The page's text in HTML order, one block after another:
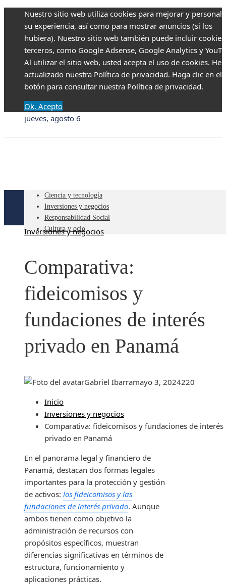
Nuestro sitio web utiliza cookies para mejorar y
su experiencia, así como para mostrar anuncios (si los
hubiera). Nuestro sitio web también puede incluir
terceros, como Google Adsense, Google Analytics y
Al utilizar el sitio web, usted acepta el uso de cookies.
actualizado nuestra Política de privacidad. Haga clic en el
botón para consultar nuestra Política de privacidad.
Ok, Acepto
jueves, agosto 6
Ciencia y tecnología
Inversiones y negocios
Responsabilidad Social
Cultura y ocio
Inversiones y negocios
Comparativa:
fideicomisos y
fundaciones de interés
privado en Panamá
Gabriel Ibarramayo 3, 2024220
Inicio
Inversiones y negocios
Comparativa: fideicomisos y fundaciones de interés
privado en Panamá
En el panorama legal y financiero de
Panamá, destacan dos formas legales
importantes para la protección y gestión
de activos: los fideicomisos y las
fundaciones de interés privado. Aunque
ambos tienen como objetivo la
administración de recursos con
propósitos específicos, muestran
diferencias significativas en términos de
estructura, funcionamiento y
aplicaciones prácticas.